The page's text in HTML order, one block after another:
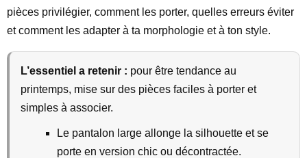
pièces privilégier, comment les porter, quelles erreurs éviter
et comment les adapter à ta morphologie et à ton style.
L’essentiel a retenir : pour être tendance au
printemps, mise sur des pièces faciles à porter et
simples à associer.
Le pantalon large allonge la silhouette et se
porte en version chic ou décontractée.